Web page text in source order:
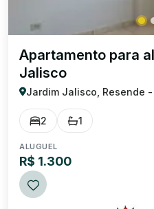
Apartamento para
Jalisco
Jardim Jalisco, Resende -
2 1
ALUGUEL
R$ 1.300